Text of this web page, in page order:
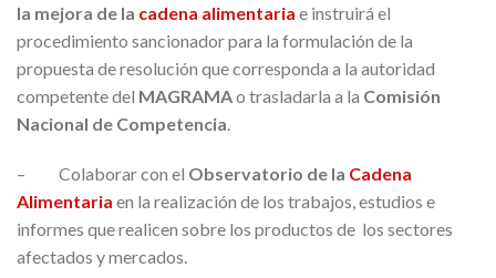
la mejora de la cadena alimentaria e instruirá el
procedimiento sancionador para la formulación de la
propuesta de resolución que corresponda a la autoridad
competente del MAGRAMAo trasladarla a la Comisión
Nacional de Competencia
– Colaborar con el Observatorio de la Cadena
Alimentaria en la realización de los trabajos, estudios e
informes que realicen sobre los productos de los sectores
afectados y mercados.